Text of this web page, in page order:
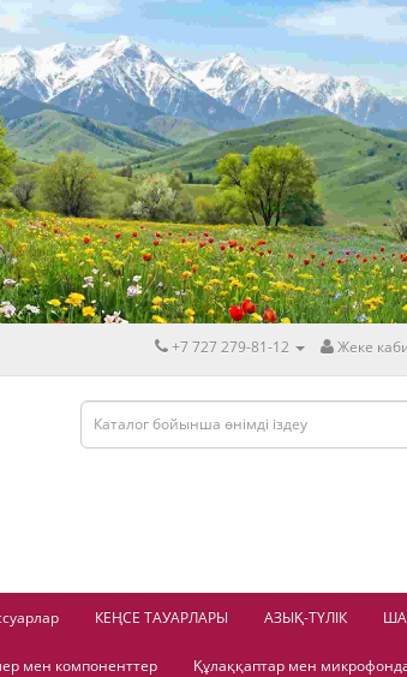
+7 727 279-81-12 Жеке
КЕҢСЕ ТАУАРЛАРЫ АЗЫҚ-ТҮЛІК
мен компоненттер Құлаққаптар мен